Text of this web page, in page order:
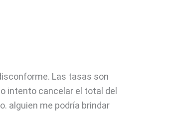
Las tasas son
intento cancelar el total del
alguien me podría brindar